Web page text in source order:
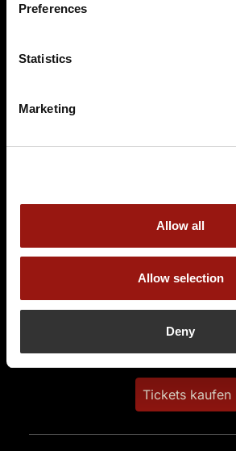
Preferences
Statistics
Marketing
Allow all
Allow selection
Deny
Sherlock Holmes und die
Parkhotel Schmid
Augsburger Straße 28
94,90 €
Tickets kaufen